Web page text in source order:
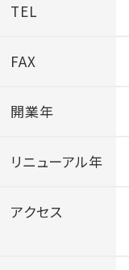
TEL
FAX
開業年
リニューアル年
アクセス